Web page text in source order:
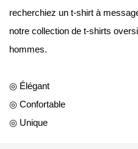
recherchiez un t-shirt à
notre collection de t-shirts
hommes.
◎ Élégant
◎ Confortable
◎ Unique